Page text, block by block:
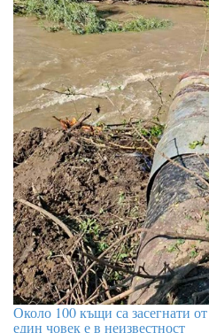
Около 100 къщи са засегнати
един човек е в неизвестност